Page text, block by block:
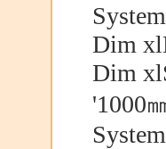
Dim
Dim
'1000